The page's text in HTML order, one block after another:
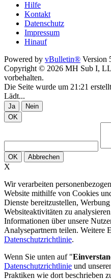
Hilfe
Kontakt
Datenschutz
Impressum
Hinauf
Powered by vBulletin® Version
Copyright © 2026 MH Sub I,
vorbehalten.
Die Seite wurde um 21:21
Lädt...
Ja
Nein
OK
OK Abbrechen
X
Wir verarbeiten
Website mithilfe von Cookies
Dienste bereitzustellen,
Websiteaktivitäten zu
Informationen über unsere
Analysepartnern teilen. Weitere
Datenschutzrichtlinie.
Wenn Sie unten auf "
Datenschutzrichtlinie und
Praktiken wie dort beschrieben